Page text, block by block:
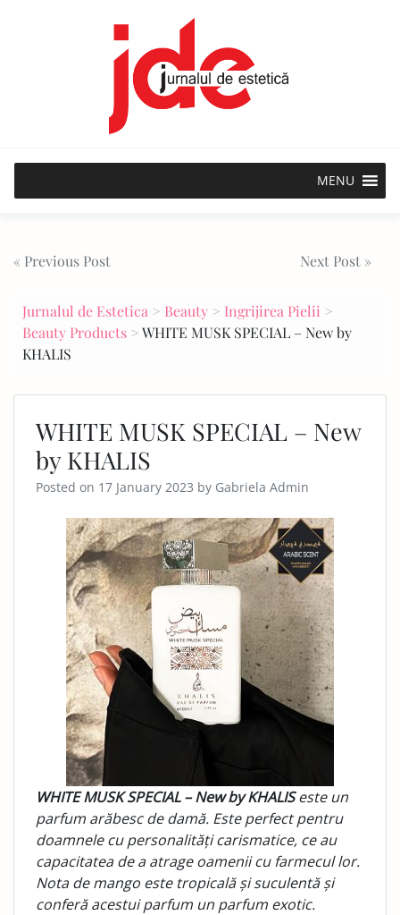
MENU
Post
navigation
« Previous Post Next Post »
Jurnalul de Estetica > Beauty > Ingrijirea Pielii >
Beauty Products >WHITE MUSK SPECIAL – New by
KHALIS
WHITE MUSK SPECIAL – New
by KHALIS
Posted on 17 January 2023 by Gabriela Admin
WHITE MUSK SPECIAL – New by KHALISeste un
parfum arăbesc de damă. Este perfect pentru
doamnele cu personalități carismatice, ce au
capacitatea de a atrage oamenii cu farmecul lor.
Nota de mango este tropicală și suculentă și
conferă acestui parfum un parfum exotic.